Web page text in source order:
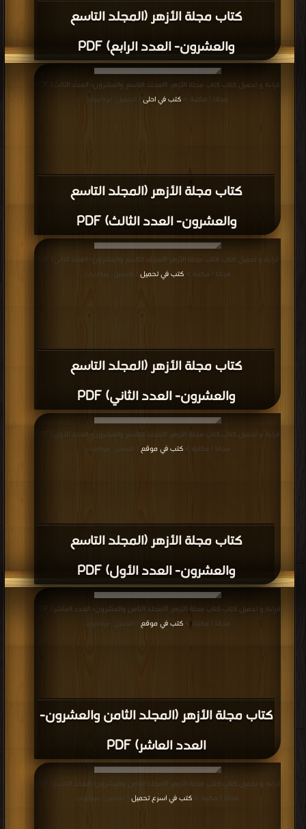
كتاب مجلة الأزهر (المجلد التاسع
والعشرون- العدد الرابع) PDF
كتاب مجلة الأزهر (المجلد التاسع
والعشرون- العدد الثالث) PDF
مجانا | مكتبة >كتب في احلى | التحميل : مرة/مرات
كتاب مجلة الأزهر (المجلد التاسع
والعشرون- العدد الثاني) PDF
مجانا | مكتبة >كتب في تحميل | التحميل : مرة/مرات
كتاب مجلة الأزهر (المجلد التاسع
والعشرون- العدد الأول) PDF
مجانا | مكتبة >كتب في موقع | التحميل : مرة/مرات
كتاب مجلة الأزهر (المجلد الثامن والعشرون-
العدد العاشر) PDF
مجانا | مكتبة >كتب في موقع | التحميل : مرة/مرات
مجانا | مكتبة > كتب في اسرع تحميل | التحميل : مرة/مرات